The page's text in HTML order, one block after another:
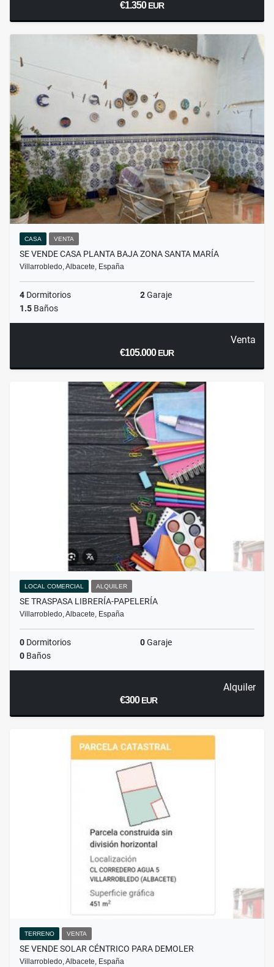
€1.350EUR
CASA VENTA
SE VENDE CASA PLANTA BAJA ZONA SANTA MARÍA
Villarrobledo, Albacete, España
4 Dormitorios 2Garaje
1.5 Baños
Venta
€105.000EUR
LOCAL COMERCIAL ALQUILER
SE TRASPASA LIBRERÍA-PAPELERÍA
Villarrobledo, Albacete, España
0 Dormitorios 0Garaje
0 Baños
Alquiler
€300EUR
TERRENO VENTA
SE VENDE SOLAR CÉNTRICO PARA DEMOLER
Villarrobledo, Albacete, España